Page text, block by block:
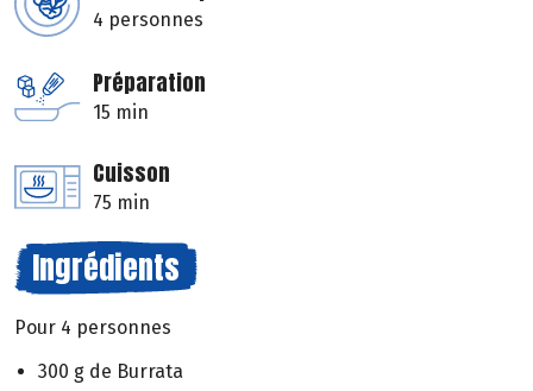
4 personnes
Préparation
15 min
Cuisson
75 min
Ingrédients
Pour 4 personnes
300 g de Burrata